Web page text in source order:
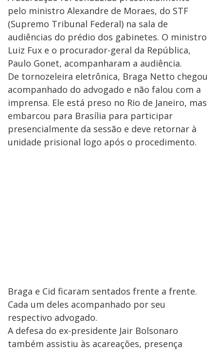
pelo ministro Alexandre de Moraes, do STF
(Supremo Tribunal Federal) na sala de
audiências do prédio dos gabinetes. O ministro
Luiz Fux e o procurador-geral da República,
Paulo Gonet, acompanharam a audiência.
De tornozeleira eletrônica, Braga Netto chegou
acompanhado do advogado e não falou com a
imprensa. Ele está preso no Rio de Janeiro, mas
embarcou para Brasília para participar
presencialmente da sessão e deve retornar à
unidade prisional logo após o procedimento.
Braga e Cid ficaram sentados frente a frente.
Cada um deles acompanhado por seu
respectivo advogado.
A defesa do ex-presidente Jair Bolsonaro
também assistiu às acareações, presença